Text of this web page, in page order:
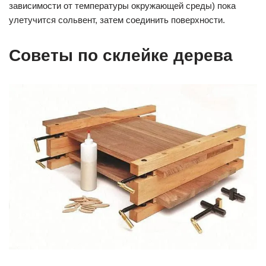
зависимости от температуры окружающей среды) пока
улетучится сольвент, затем соединить поверхности.
Советы по склейке дерева